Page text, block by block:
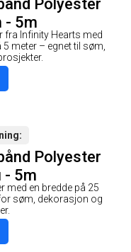
Polyester
- 5m
fra Infinity Hearts med
meter – egnet til søm,
Polyester
- 5m
med en bredde på 25
søm, dekorasjon og